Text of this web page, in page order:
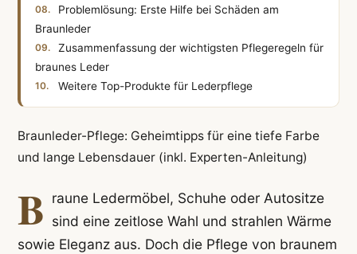
Problemlösung: Erste Hilfe bei Schäden am
Braunleder
Zusammenfassung der wichtigsten Pflegeregeln für
braunes Leder
Weitere Top-Produkte für Lederpflege
Braunleder-Pflege: Geheimtipps für eine tiefe Farbe
und lange Lebensdauer (inkl. Experten-Anleitung)
B raune Ledermöbel, Schuhe oder Autositze
sind eine zeitlose Wahl und strahlen Wärme
sowie Eleganz aus. Doch die Pflege von braunem